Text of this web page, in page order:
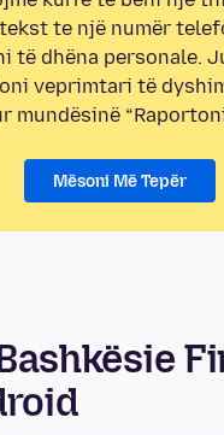
te një numër
të dhëna personale.
veprimtari të
mundësinë
Mësoni Më Tepër